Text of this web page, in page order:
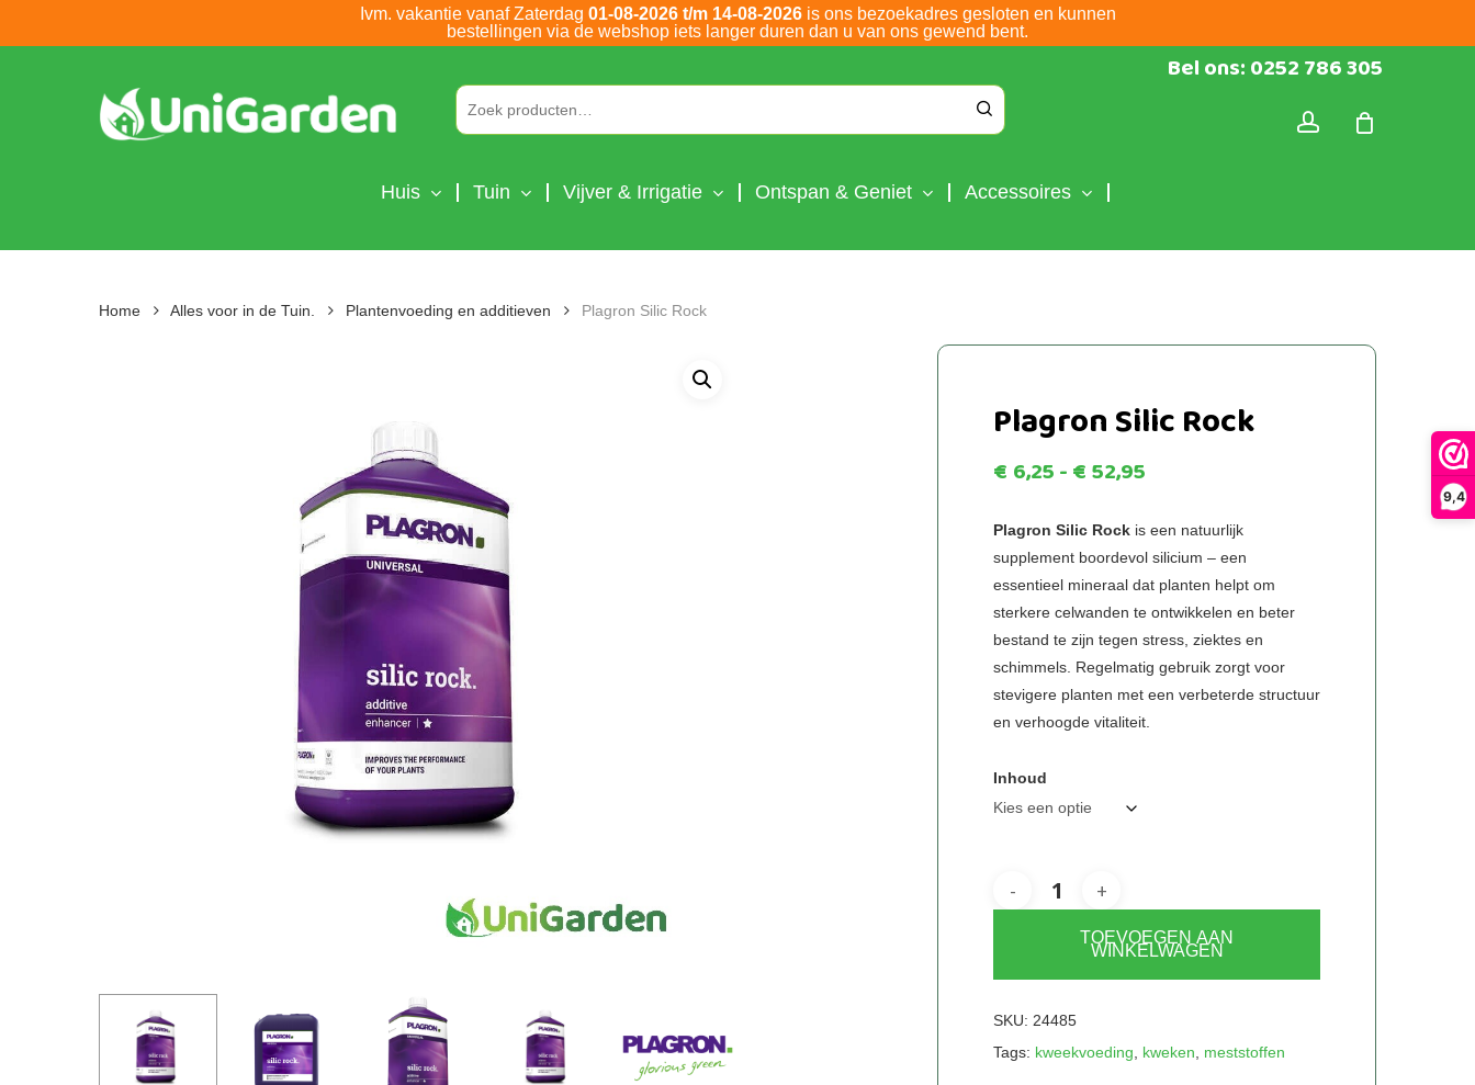
9,4
Ivm. vakantie vanaf Zaterdag 01-08-2026 t/m 14-08-2026is ons bezoekadres gesloten en kunnen
bestellingen via de webshop iets langer duren dan u van ons gewend bent.
Bel ons: 0252 786 305
Huis Tuin Vijver & Irrigatie Ontspan & Geniet Accessoires
Home Alles voor in de Tuin. Plantenvoeding en additieven Plagron Silic Rock
Plagron Silic Rock
€ 6,25-€52,95
tot
€52,95
Plagron Silic Rock is een natuurlijk
supplement boordevol silicium – een
essentieel mineraal dat planten helpt om
sterkere celwanden te ontwikkelen en beter
bestand te zijn tegen stress, ziektes en
schimmels. Regelmatig gebruik zorgt voor
stevigere planten met een verbeterde structuur
en verhoogde vitaliteit.
Inhoud
TOEVOEGEN AAN
WINKELWAGEN
SKU: 24485
Tags: kweekvoeding kweken meststoffen